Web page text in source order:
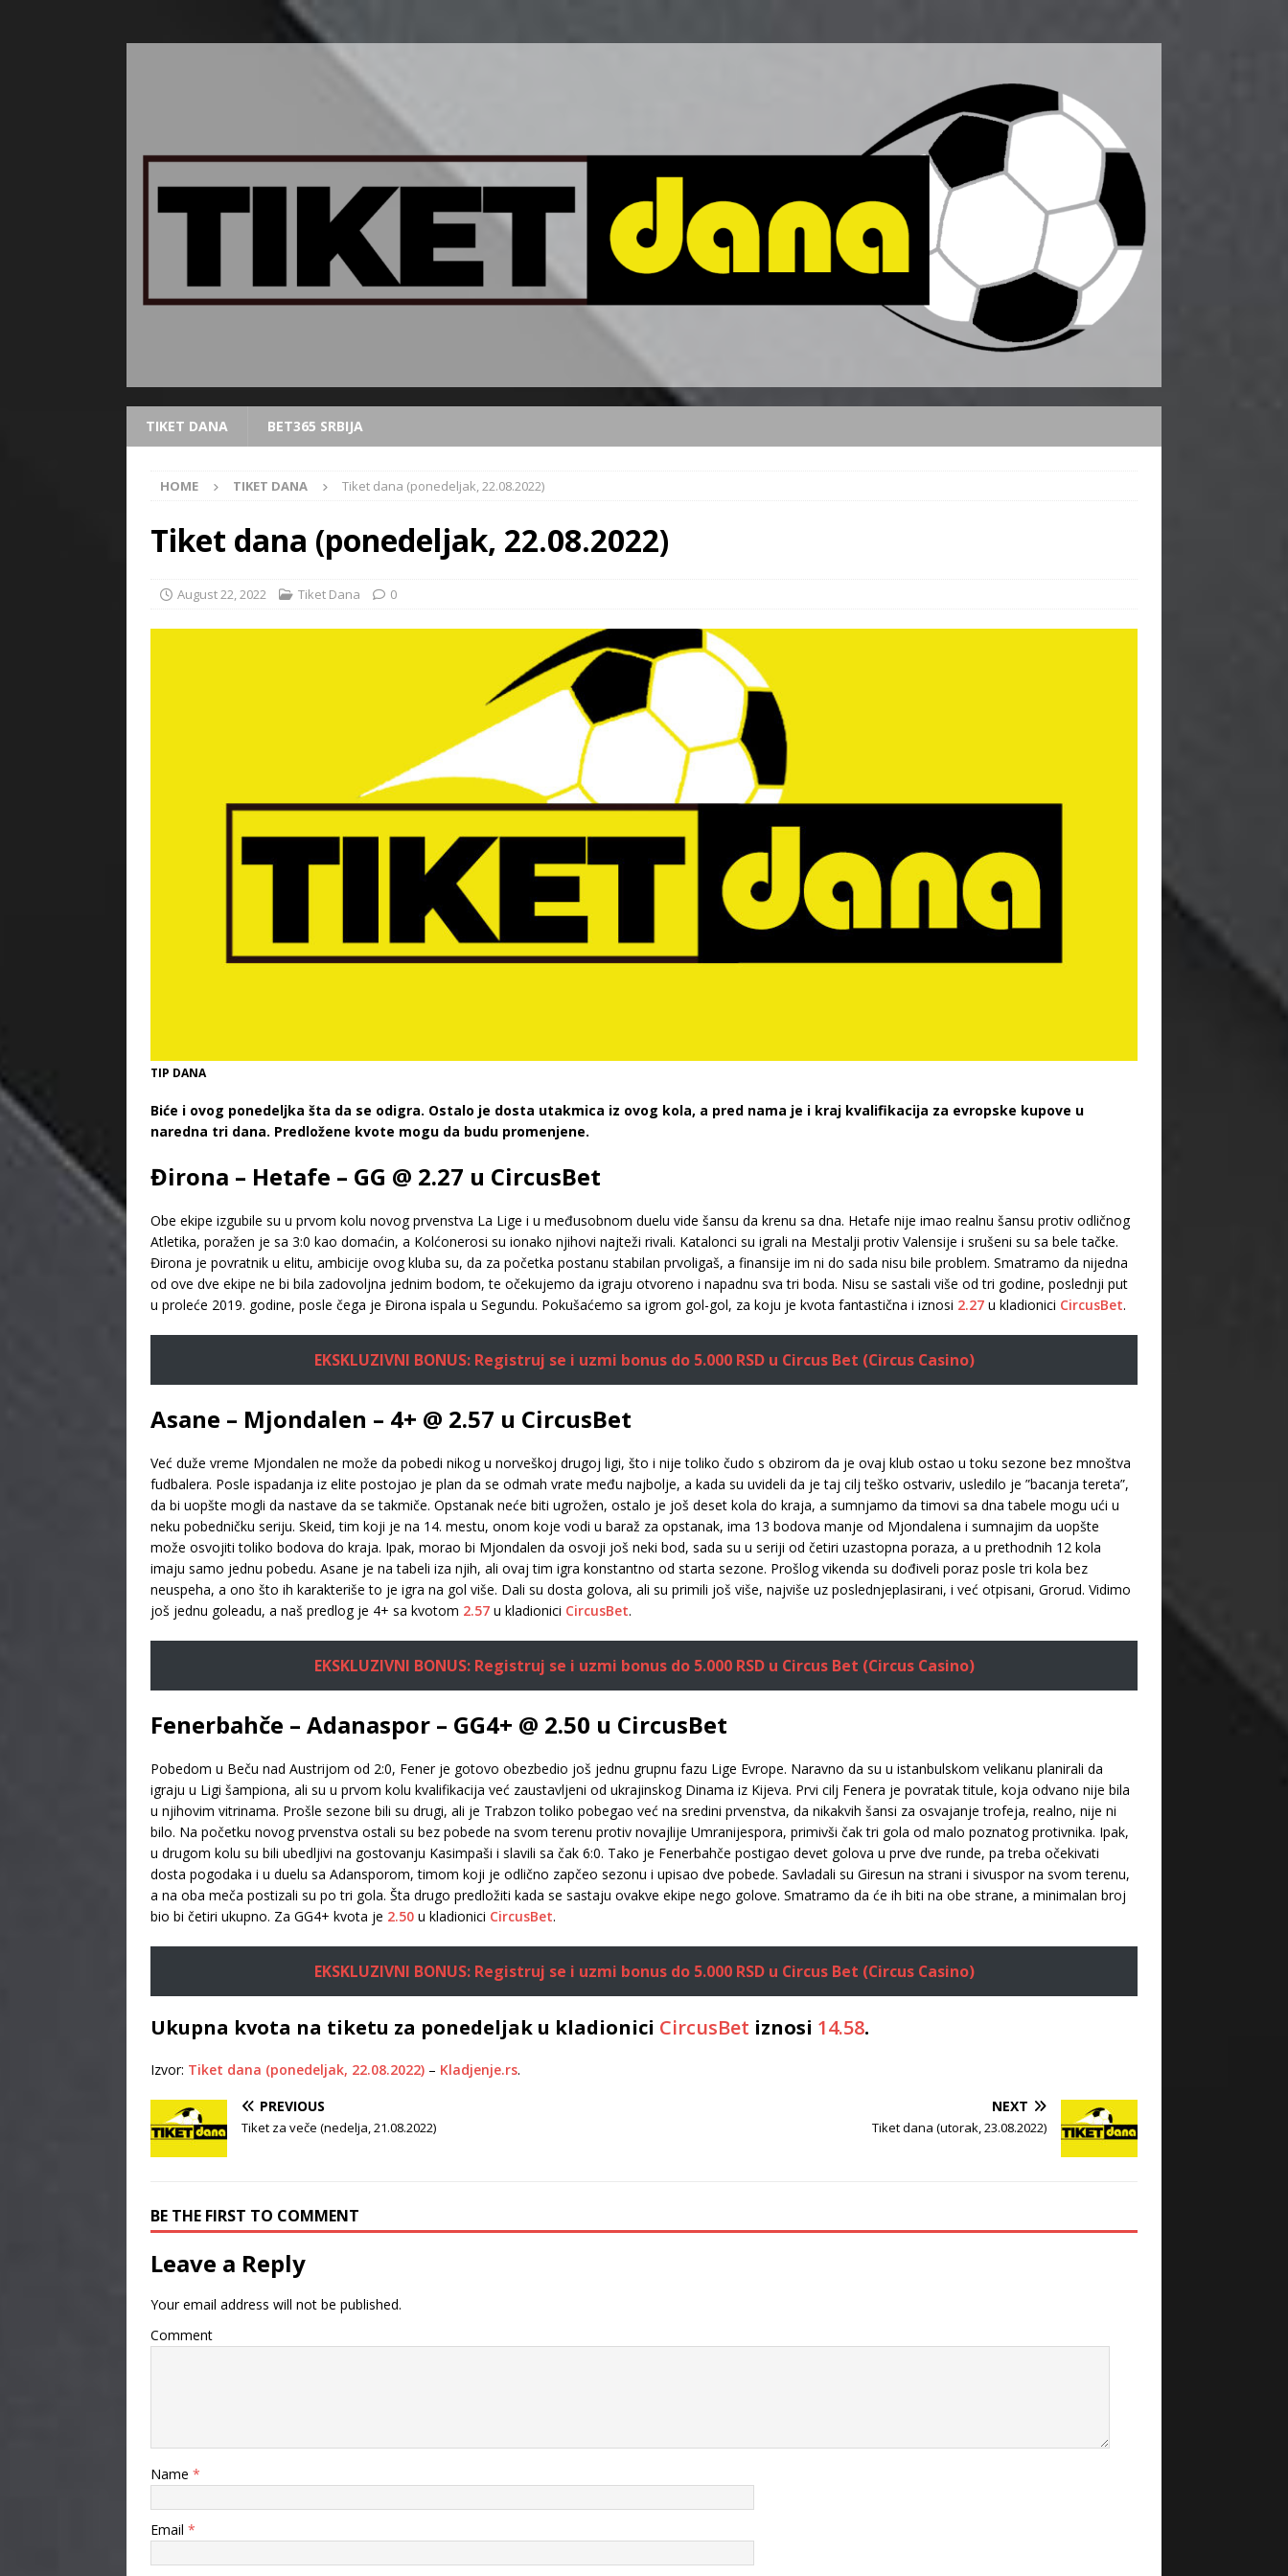
TIKET DANA BET365 SRBIJA
HOME TIKET DANA Tiket dana (ponedeljak, 22.08.2022)
Tiket dana (ponedeljak, 22.08.2022)
August 22, 2022 Tiket Dana 0
TIP DANA
Biće i ovog ponedeljka šta da se odigra. Ostalo je dosta utakmica iz ovog kola, a pred nama je i kraj kvalifikacija za evropske kupove u
naredna tri dana. Predložene kvote mogu da budu promenjene.
Đirona – Hetafe – GG @ 2.27 u CircusBet
Obe ekipe izgubile su u prvom kolu novog prvenstva La Lige i u međusobnom duelu vide šansu da krenu sa dna. Hetafe nije imao realnu šansu protiv odličnog
Atletika, poražen je sa 3:0 kao domaćin, a Kolćonerosi su ionako njihovi najteži rivali. Katalonci su igrali na Mestalji protiv Valensije i srušeni su sa bele tačke.
Đirona je povratnik u elitu, ambicije ovog kluba su, da za početka postanu stabilan prvoligaš, a finansije im ni do sada nisu bile problem. Smatramo da nijedna
od ove dve ekipe ne bi bila zadovoljna jednim bodom, te očekujemo da igraju otvoreno i napadnu sva tri boda. Nisu se sastali više od tri godine, poslednji put
u proleće 2019. godine, posle čega je Đirona ispala u Segundu. Pokušaćemo sa igrom gol-gol, za koju je kvota fantastična i iznosi 2.27 u kladionici CircusBet.
EKSKLUZIVNI BONUS: Registruj se i uzmi bonus do 5.000 RSD u Circus Bet (Circus Casino)
Asane – Mjondalen – 4+ @ 2.57 u CircusBet
Već duže vreme Mjondalen ne može da pobedi nikog u norveškoj drugoj ligi, što i nije toliko čudo s obzirom da je ovaj klub ostao u toku sezone bez mnoštva
fudbalera. Posle ispadanja iz elite postojao je plan da se odmah vrate među najbolje, a kada su uvideli da je taj cilj teško ostvariv, usledilo je ”bacanja tereta”,
da bi uopšte mogli da nastave da se takmiče. Opstanak neće biti ugrožen, ostalo je još deset kola do kraja, a sumnjamo da timovi sa dna tabele mogu ući u
neku pobedničku seriju. Skeid, tim koji je na 14. mestu, onom koje vodi u baraž za opstanak, ima 13 bodova manje od Mjondalena i sumnajim da uopšte
može osvojiti toliko bodova do kraja. Ipak, morao bi Mjondalen da osvoji još neki bod, sada su u seriji od četiri uzastopna poraza, a u prethodnih 12 kola
imaju samo jednu pobedu. Asane je na tabeli iza njih, ali ovaj tim igra konstantno od starta sezone. Prošlog vikenda su dođiveli poraz posle tri kola bez
neuspeha, a ono što ih karakteriše to je igra na gol više. Dali su dosta golova, ali su primili još više, najviše uz poslednjeplasirani, i već otpisani, Grorud. Vidimo
još jednu goleadu, a naš predlog je 4+ sa kvotom 2.57 u kladionici CircusBet.
EKSKLUZIVNI BONUS: Registruj se i uzmi bonus do 5.000 RSD u Circus Bet (Circus Casino)
Fenerbahče – Adanaspor – GG4+ @ 2.50 u CircusBet
Pobedom u Beču nad Austrijom od 2:0, Fener je gotovo obezbedio još jednu grupnu fazu Lige Evrope. Naravno da su u istanbulskom velikanu planirali da
igraju u Ligi šampiona, ali su u prvom kolu kvalifikacija već zaustavljeni od ukrajinskog Dinama iz Kijeva. Prvi cilj Fenera je povratak titule, koja odvano nije bila
u njihovim vitrinama. Prošle sezone bili su drugi, ali je Trabzon toliko pobegao već na sredini prvenstva, da nikakvih šansi za osvajanje trofeja, realno, nije ni
bilo. Na početku novog prvenstva ostali su bez pobede na svom terenu protiv novajlije Umranijespora, primivši čak tri gola od malo poznatog protivnika. Ipak,
u drugom kolu su bili ubedljivi na gostovanju Kasimpaši i slavili sa čak 6:0. Tako je Fenerbahče postigao devet golova u prve dve runde, pa treba očekivati
dosta pogodaka i u duelu sa Adansporom, timom koji je odlično zapčeo sezonu i upisao dve pobede. Savladali su Giresun na strani i sivuspor na svom terenu,
a na oba meča postizali su po tri gola. Šta drugo predložiti kada se sastaju ovakve ekipe nego golove. Smatramo da će ih biti na obe strane, a minimalan broj
bio bi četiri ukupno. Za GG4+ kvota je 2.50 u kladionici CircusBet.
EKSKLUZIVNI BONUS: Registruj se i uzmi bonus do 5.000 RSD u Circus Bet (Circus Casino)
Ukupna kvota na tiketu za ponedeljak u kladionici CircusBet iznosi 14.58.
Izvor: Tiket dana (ponedeljak, 22.08.2022) – Kladjenje.rs.
PREVIOUS
Tiket za veče (nedelja, 21.08.2022)
NEXT
Tiket dana (utorak, 23.08.2022)
BE THE FIRST TO COMMENT
Leave a Reply
Your email address will not be published.
Comment
Name *
Email *